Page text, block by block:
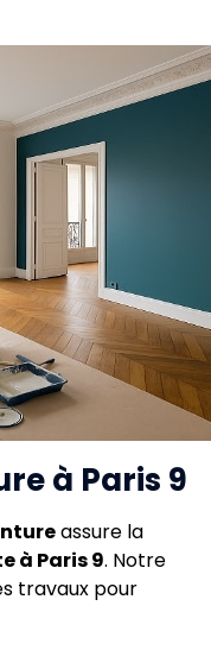
à Paris 9
assure la
à Paris 9. Notre
travaux pour